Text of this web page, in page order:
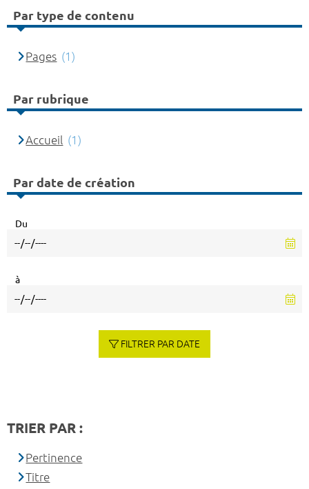
Par type de contenu
Pages (1)
Par rubrique
Accueil (1)
Par date de création
Du
à
FILTRER PAR DATE
TRIER PAR :
Pertinence
Titre